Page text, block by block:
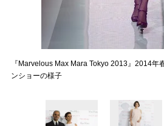
『Marvelous Max Mara Tokyo 2013』2014年
ンショーの様子